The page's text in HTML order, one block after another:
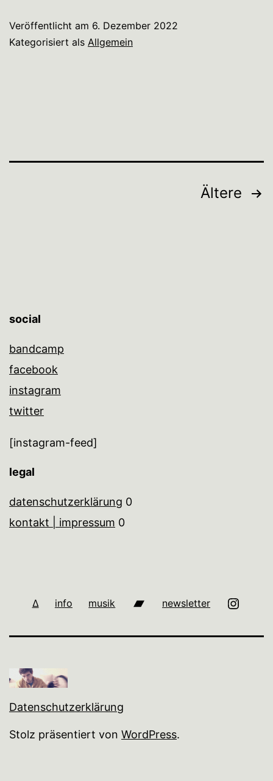
Veröffentlicht am 6. Dezember 2022
Kategorisiert als Allgemein
Seitennummerierung
Ältere
social
bandcamp
facebook
instagram
twitter
[instagram-feed]
legal
datenschutzerklärung 0
kontakt | impressum 0
∆ info musik bandcamp
newsletter
Datenschutzerklärung
Stolz präsentiert von WordPress.